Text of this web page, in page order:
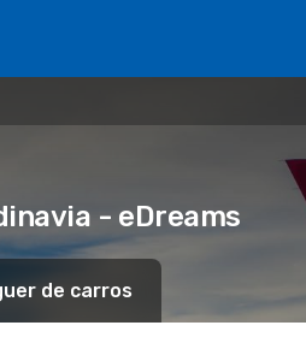
- eDreams
de carros